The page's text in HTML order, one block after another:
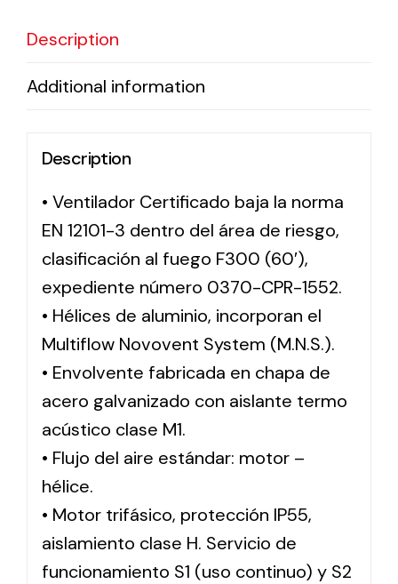
Description
Additional information
Description
• Ventilador Certificado baja la norma
EN 12101-3 dentro del área de riesgo,
clasificación al fuego F300 (60′),
expediente número 0370-CPR-1552.
• Hélices de aluminio, incorporan el
Multiflow Novovent System (M.N.S.).
• Envolvente fabricada en chapa de
acero galvanizado con aislante termo
acústico clase M1.
• Flujo del aire estándar: motor –
hélice.
• Motor trifásico, protección IP55,
aislamiento clase H. Servicio de
funcionamiento S1 (uso continuo) y S2